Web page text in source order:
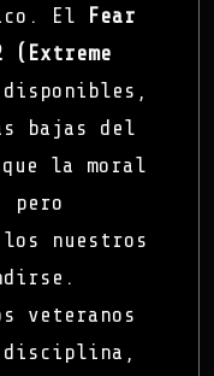
El
Fear
(Extreme
bajas del
la moral
pero
los nuestros
veteranos
disciplina,